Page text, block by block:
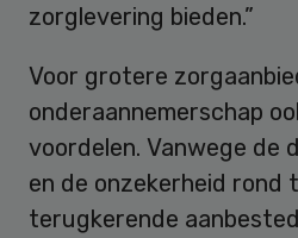
zorglevering bieden.”
Voor grotere
onderaannemerschap
voordelen. Vanwege de
en de onzekerheid rond
terugkerende